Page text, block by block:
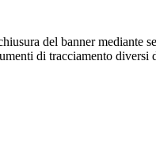
del banner
di tracciamento diversi